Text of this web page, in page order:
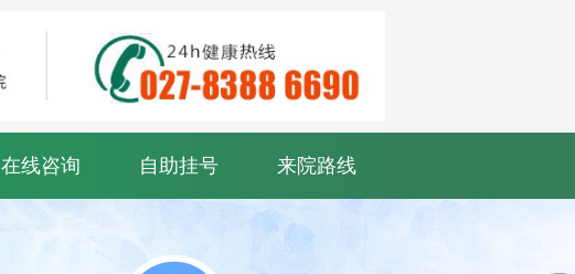
在线咨询 自助挂号 来院路线